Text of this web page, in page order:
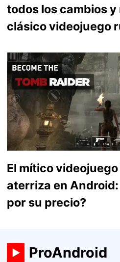
todos los cambios
clásico videojuego
El mítico
aterriza en
por su precio?
ProAndroid